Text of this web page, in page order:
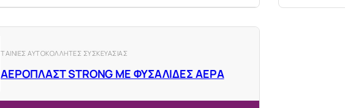
ΤΑΙΝΙΕΣ ΑΥΤΟΚΟΛΛΗΤΕΣ ΣΥΣΚΕΥΑΣΙΑΣ
ΑΕΡΟΠΛΑΣΤ STRONG ΜΕ ΦΥΣΑΛΙΔΕΣ ΑΕΡΑ